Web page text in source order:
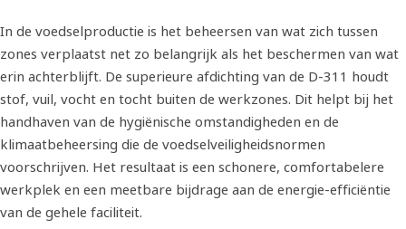
In de voedselproductie is het beheersen van wat zich tussen
zones verplaatst net zo belangrijk als het beschermen van wat
erin achterblijft. De superieure afdichting van de D-311 houdt
stof, vuil, vocht en tocht buiten de werkzones. Dit helpt bij het
handhaven van de hygiënische omstandigheden en de
klimaatbeheersing die de voedselveiligheidsnormen
voorschrijven. Het resultaat is een schonere, comfortabelere
werkplek en een meetbare bijdrage aan de energie-efficiëntie
van de gehele faciliteit.